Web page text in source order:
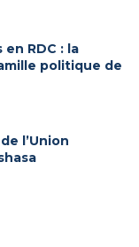
RDC : la
politique de
l’Union